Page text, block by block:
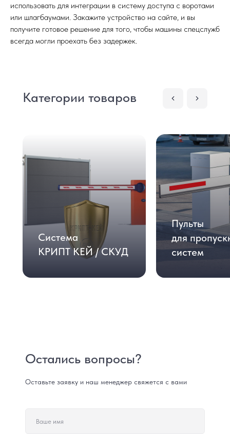
использовать для интеграции в систему доступа с воротами
или шлагбаумами. Закажите устройство на сайте, и вы
получите готовое решение для того, чтобы машины спецслужб
всегда могли проехать без задержек.
Перейти в каталог
Категории товаров
Пульты
для
систем
Система
КРИПТ КЕЙ / СКУД
Остались вопросы?
Оставьте заявку и наш менеджер свяжется с вами